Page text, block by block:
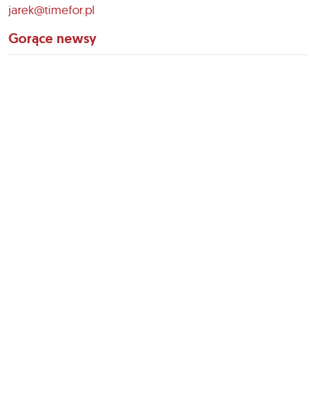
jarek@timefor.pl
Gorące newsy